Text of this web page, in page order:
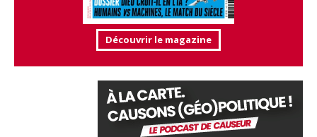
Découvrir le magazine